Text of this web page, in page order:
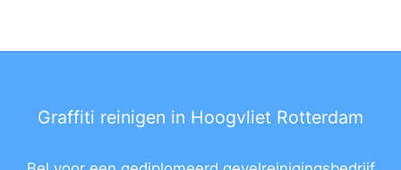
Graffiti reinigen in Hoogvliet Rotterdam